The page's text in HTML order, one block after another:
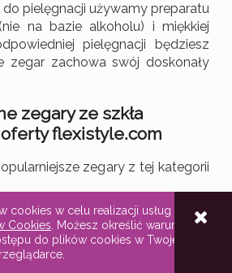
cookies w celu realizacji usług i
Cookies . Możesz określić warunki
do plików cookies w Twojej
do pielęgnacji używamy preparatu
na bazie alkoholu) i miękkiej
pielęgnacji będziesz
zegar zachowa swój doskonały
zegary ze szkła
flexistyle.com
zegary z tej kategorii